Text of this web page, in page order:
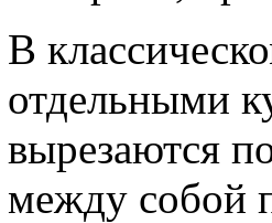
В
отдельными
вырезаются
между собой